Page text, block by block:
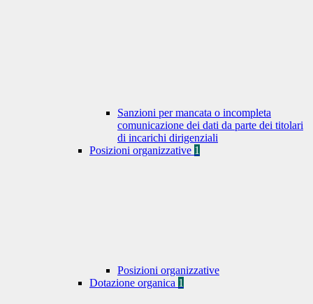
Sanzioni per mancata o incompleta
comunicazione dei dati da parte dei titolari
di incarichi dirigenziali
Posizioni organizzative 1
Posizioni organizzative
Dotazione organica 1